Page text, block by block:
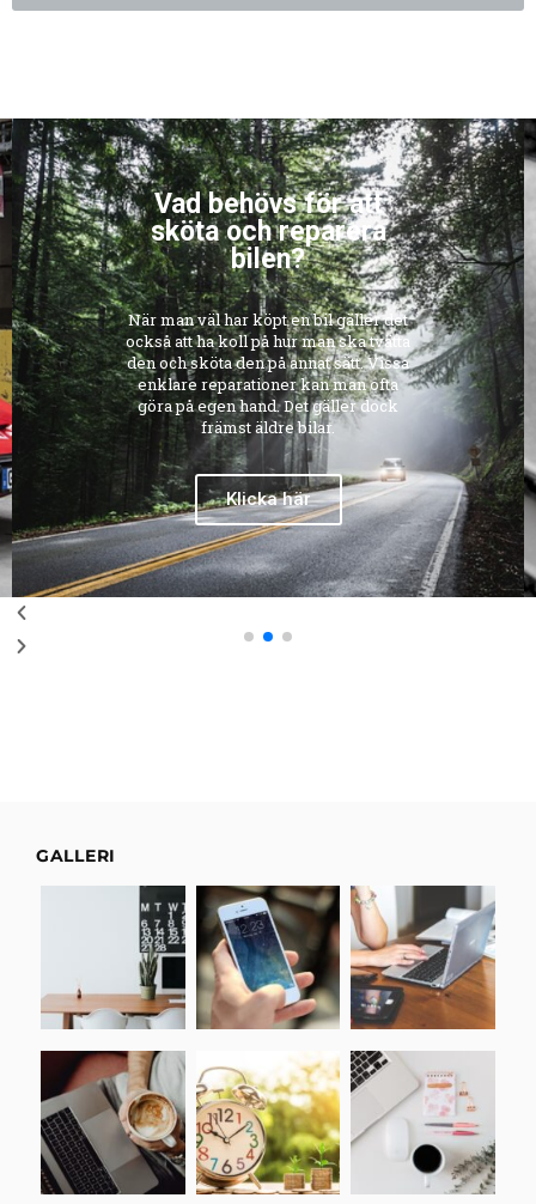
Vad behövs för att
sköta och reparera
bilen?
När man väl har köpt en bil gäller det
också att ha koll på hur man ska tvätta
den och sköta den på annat sätt. Vissa
enklare reparationer kan man ofta
göra på egen hand. Det gäller dock
främst äldre bilar.
Klicka här
GALLERI